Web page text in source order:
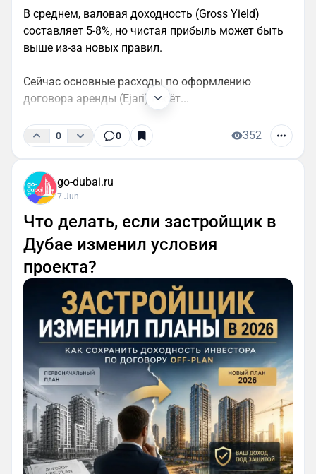
В среднем, валовая доходность (Gross Yield)
составляет 5-8%, но чистая прибыль может быть
выше из-за новых правил.
Сейчас основные расходы по оформлению
договора аренды (Ejari) несёт...
0 0 352
go-dubai.ru
7 Jun
Что делать, если застройщик в
Дубае изменил условия
проекта?